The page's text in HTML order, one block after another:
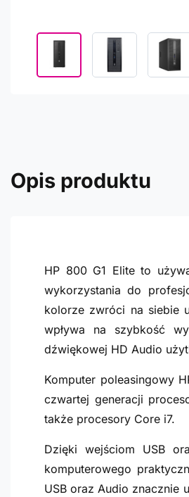
Opis produktu
HP 800 G1 Elite to
wykorzystania do
kolorze zwróci na siebie
wpływa na szybkość
dźwiękowej HD Audio
Komputer poleasingowy
czwartej generacji
także procesory Core i7.
Dzięki wejściom USB
komputerowego
USB oraz Audio znacznie